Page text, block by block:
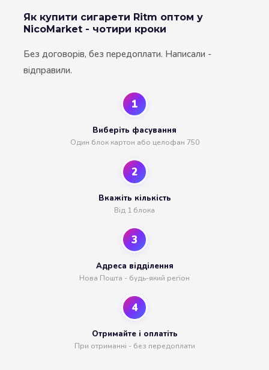
Як купити сигарети Ritm оптом у
NicoMarket - чотири кроки
Без договорів, без передоплати. Написали -
відправили.
1
Виберіть фасування
Один блок картон або целофан 750
2
Вкажіть кількість
Від 1 блока
3
Адреса відділення
Нова Пошта - будь-який регіон
4
Отримайте і оплатіть
При отриманні - без передоплати